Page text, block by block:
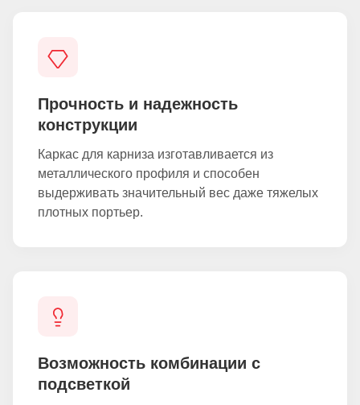
Прочность и надежность
конструкции
Каркас для карниза изготавливается из
металлического профиля и способен
выдерживать значительный вес даже тяжелых
плотных портьер.
Возможность комбинации с
подсветкой